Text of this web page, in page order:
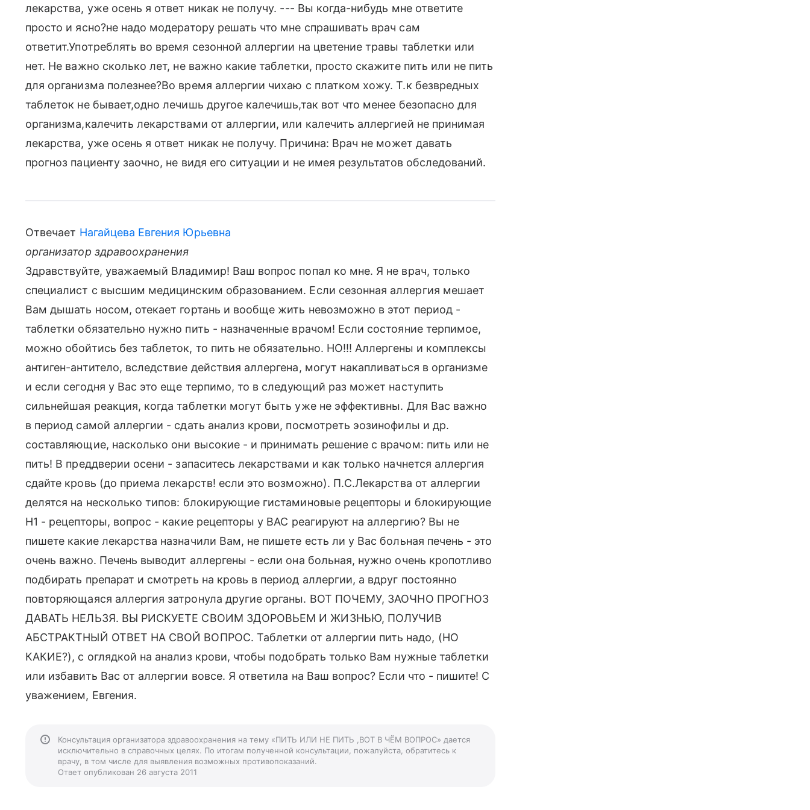
лекарства, уже осень я ответ никак не получу. --- Вы когда-нибудь мне ответите
просто и ясно?не надо модератору решать что мне спрашивать врач сам
ответит.Употреблять во время сезонной аллергии на цветение травы таблетки или
нет. Не важно сколько лет, не важно какие таблетки, просто скажите пить или не пить
для организма полезнее?Во время аллергии чихаю с платком хожу. Т.к безвредных
таблеток не бывает,одно лечишь другое калечишь,так вот что менее безопасно для
организма,калечить лекарствами от аллергии, или калечить аллергией не принимая
лекарства, уже осень я ответ никак не получу. Причина: Врач не может давать
прогноз пациенту заочно, не видя его ситуации и не имея результатов обследований.
Отвечает Нагайцева Евгения Юрьевна
организатор здравоохранения
Здравствуйте, уважаемый Владимир! Ваш вопрос попал ко мне. Я не врач, только
специалист с высшим медицинским образованием. Если сезонная аллергия мешает
Вам дышать носом, отекает гортань и вообще жить невозможно в этот период -
таблетки обязательно нужно пить - назначенные врачом! Если состояние терпимое,
можно обойтись без таблеток, то пить не обязательно. НО!!! Аллергены и комплексы
антиген-антитело, вследствие действия аллергена, могут накапливаться в организме
и если сегодня у Вас это еще терпимо, то в следующий раз может наступить
сильнейшая реакция, когда таблетки могут быть уже не эффективны. Для Вас важно
в период самой аллергии - сдать анализ крови, посмотреть эозинофилы и др.
составляющие, насколько они высокие - и принимать решение с врачом: пить или не
пить! В преддверии осени - запаситесь лекарствами и как только начнется аллергия
сдайте кровь (до приема лекарств! если это возможно). П.С.Лекарства от аллергии
делятся на несколько типов: блокирующие гистаминовые рецепторы и блокирующие
Н1 - рецепторы, вопрос - какие рецепторы у ВАС реагируют на аллергию? Вы не
пишете какие лекарства назначили Вам, не пишете есть ли у Вас больная печень - это
очень важно. Печень выводит аллергены - если она больная, нужно очень кропотливо
подбирать препарат и смотреть на кровь в период аллергии, а вдруг постоянно
повторяющаяся аллергия затронула другие органы. ВОТ ПОЧЕМУ, ЗАОЧНО ПРОГНОЗ
ДАВАТЬ НЕЛЬЗЯ. ВЫ РИСКУЕТЕ СВОИМ ЗДОРОВЬЕМ И ЖИЗНЬЮ, ПОЛУЧИВ
АБСТРАКТНЫЙ ОТВЕТ НА СВОЙ ВОПРОС. Таблетки от аллергии пить надо, (НО
КАКИЕ?), с оглядкой на анализ крови, чтобы подобрать только Вам нужные таблетки
или избавить Вас от аллергии вовсе. Я ответила на Ваш вопрос? Если что - пишите! С
уважением, Евгения.
Консультация организатора здравоохранения на тему «ПИТЬ ИЛИ НЕ ПИТЬ ,ВОТ В ЧЁМ ВОПРОС» дается
исключительно в справочных целях. По итогам полученной консультации, пожалуйста, обратитесь к
врачу, в том числе для выявления возможных противопоказаний.
Ответ опубликован 26 августа 2011